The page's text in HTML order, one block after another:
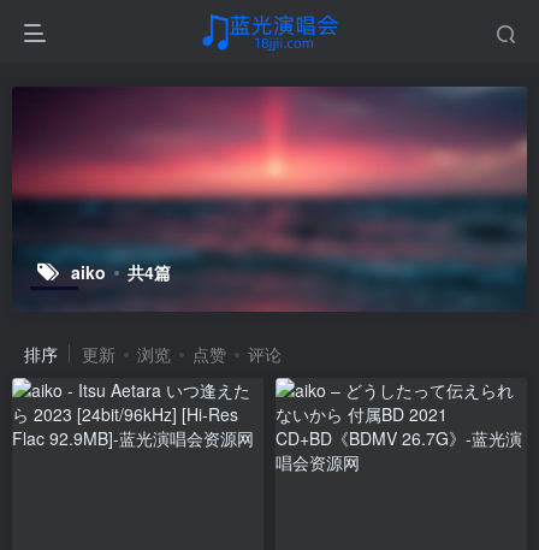
aiko 共4篇
排序 更新 浏览 点赞 评论